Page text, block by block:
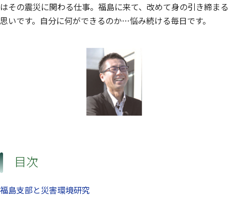
はその震災に関わる仕事。福島に来て、改めて身の引き締まる
思いです。自分に何ができるのか…悩み続ける毎日です。
目次
福島支部と災害環境研究